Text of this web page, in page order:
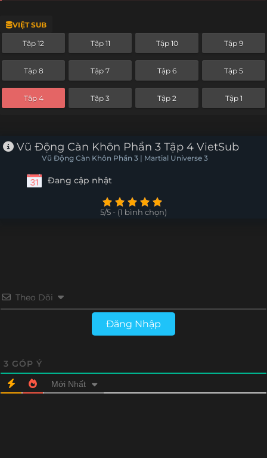
VIỆT SUB
Tập 12 Tập 11 Tập 10 Tập 9
Tập 8 Tập 7 Tập 6 Tập 5
Tập 4 Tập 3 Tập 2 Tập 1
Vũ Động Càn Khôn Phần 3 Tập 4 VietSub
Vũ Động Càn Khôn Phần 3 | Martial Universe 3
Đang cập nhật
5/5 - (1 bình chọn)
Theo Dõi
Đăng Nhập
3 GÓP Ý
Mới Nhất